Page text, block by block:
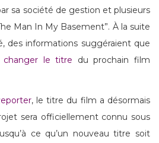
sa société de gestion et plusieurs
Man In My Basement”. À la suite
des informations suggéraient que
changer le titre du prochain film
, le titre du film a désormais
sera officiellement connu sous
ce qu’un nouveau titre soit